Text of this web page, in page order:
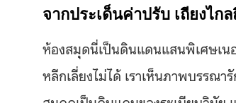
จากประเด็นค่าปรับ เถียงไก
ห้องสมุดนี่เป็นดินแดนแสนพิเศษเนอ
หลีกเลี่ยงไม่ได้ เราเห็นภาพบรรณา